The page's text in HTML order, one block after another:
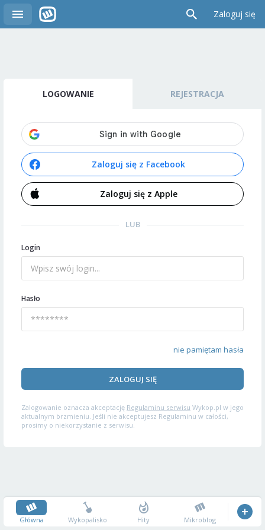
Zaloguj się
LOGOWANIE REJESTRACJA
Zaloguj się z Facebook
Zaloguj się z Apple
LUB
Login
Hasło
nie pamiętam hasła
ZALOGUJ SIĘ
Zalogowanie oznacza akceptację Regulaminu serwisu Wykop.pl w jego
aktualnym brzmieniu. Jeśli nie akceptujesz Regulaminu w całości,
prosimy o niekorzystanie z serwisu.
Główna Wykopalisko Hity Mikroblog